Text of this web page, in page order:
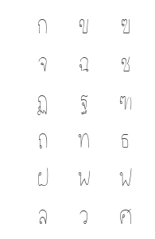
ก ข ฃ
จ
ฉ ช
ฏ
ฐ ฑ
ถ
ท ธ
ฝ
พ ฟ
ล
ว ศ